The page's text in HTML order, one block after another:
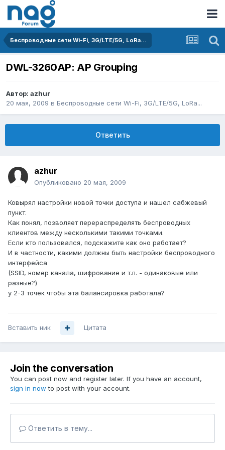
Беспроводные сети Wi-Fi, 3G/LTE/5G, LoRa...
DWL-3260AP: AP Grouping
Автор: azhur
20 мая, 2009 в Беспроводные сети Wi-Fi, 3G/LTE/5G, LoRa...
Ответить
azhur
Опубликовано 20 мая, 2009
Ковырял настройки новой точки доступа и нашел сабжевый
пункт.
Как понял, позволяет перераспределять беспроводных
клиентов между несколькими такими точками.
Если кто пользовался, подскажите как оно работает?
И в частности, какими должны быть настройки беспроводного
интерфейса
(SSID, номер канала, шифрование и т.п. - одинаковые или
разные?)
у 2-3 точек чтобы эта балансировка работала?
Вставить ник Цитата
Join the conversation
You can post now and register later. If you have an account,
sign in now to post with your account.
Ответить в тему...